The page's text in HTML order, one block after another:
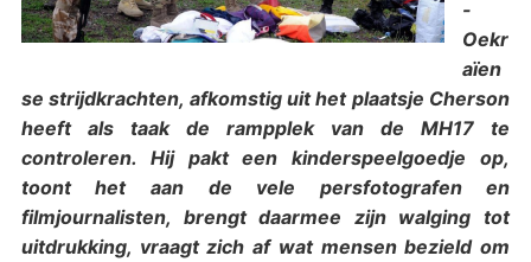
-
Oekr
aïen
se strijdkrachten, afkomstig uit het plaatsje Cherson
heeft als taak de rampplek van de MH17 te
controleren. Hij pakt een kinderspeelgoedje op,
toont het aan de vele persfotografen en
filmjournalisten, brengt daarmee zijn walging tot
uitdrukking, vraagt zich af wat mensen bezield om